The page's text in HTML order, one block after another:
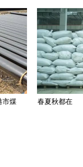
塑
原料
关键
场分析 价
格、厂家与
销售代理策
略
市煤
春夏秋都在